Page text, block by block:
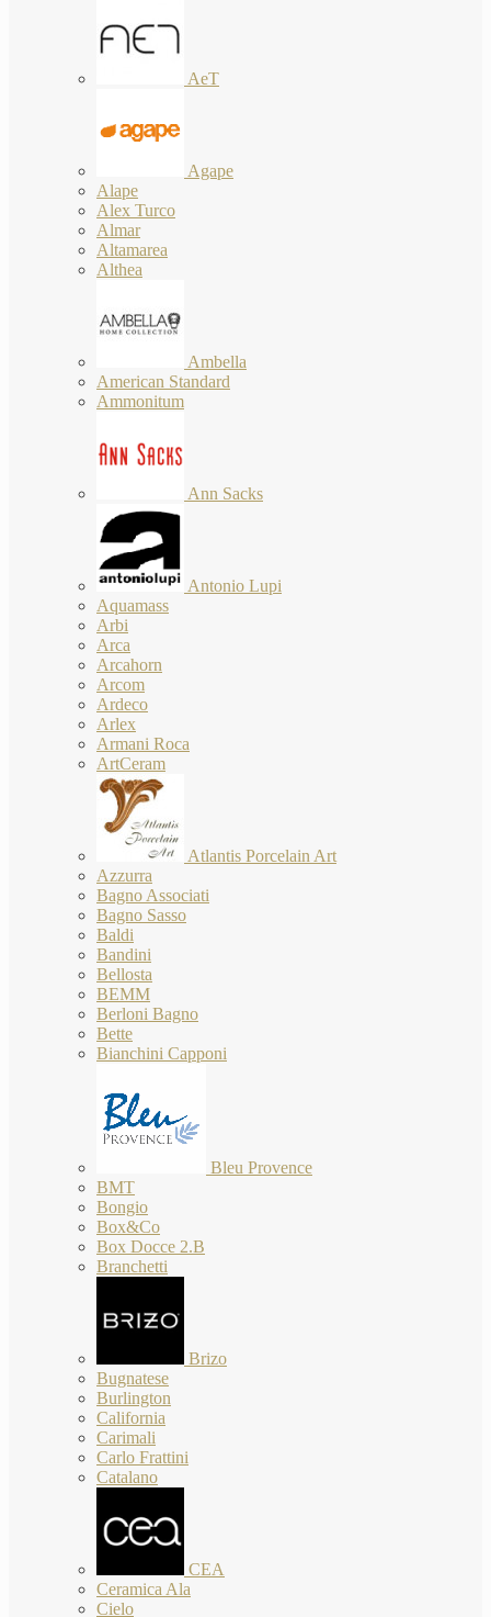
AeT
Agape
Alape
Alex Turco
Almar
Altamarea
Althea
Ambella
American Standard
Ammonitum
Ann Sacks
Antonio Lupi
Aquamass
Arbi
Arca
Arcahorn
Arcom
Ardeco
Arlex
Armani Roca
ArtCeram
Atlantis Porcelain Art
Azzurra
Bagno Associati
Bagno Sasso
Baldi
Bandini
Bellosta
BEMM
Berloni Bagno
Bette
Bianchini Capponi
Bleu Provence
BMT
Bongio
Box&Co
Box Docce 2.B
Branchetti
Brizo
Bugnatese
Burlington
California
Carimali
Carlo Frattini
Catalano
CEA
Ceramica Ala
Cielo